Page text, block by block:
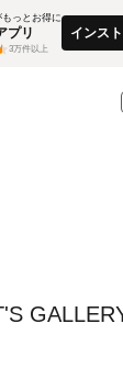
もっとお得に
プリ
3万件以上
インス